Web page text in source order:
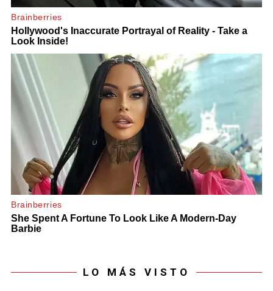
LO MÁS VISTO